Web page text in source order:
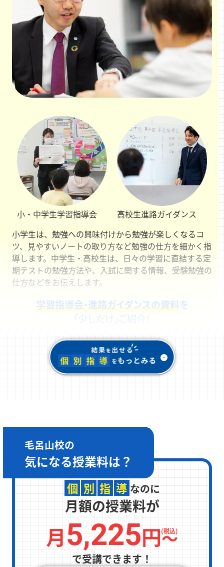
小・中学生学習指導会 高校生進路ガイダンス
小学生は、勉強への興味付けから勉強が楽しくなるコ
ツ、見やすいノートの取り方など勉強の仕方を細かく指
導します。中学生・高校生は、日々の学習に直結する定
期テストの勉強方法や、入試に関する情報、受験勉強の
仕方などをお伝えします。
学習指導会・進路ガイダンスの資料を
毛呂山校の
気になる授業料は？
個 別 指 導 なのに
月額の授業料が
月5,225円〜
(税込)
で受講できます！